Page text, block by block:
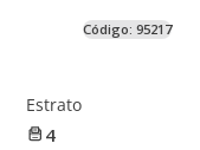
Código: 95217
Estrato
4